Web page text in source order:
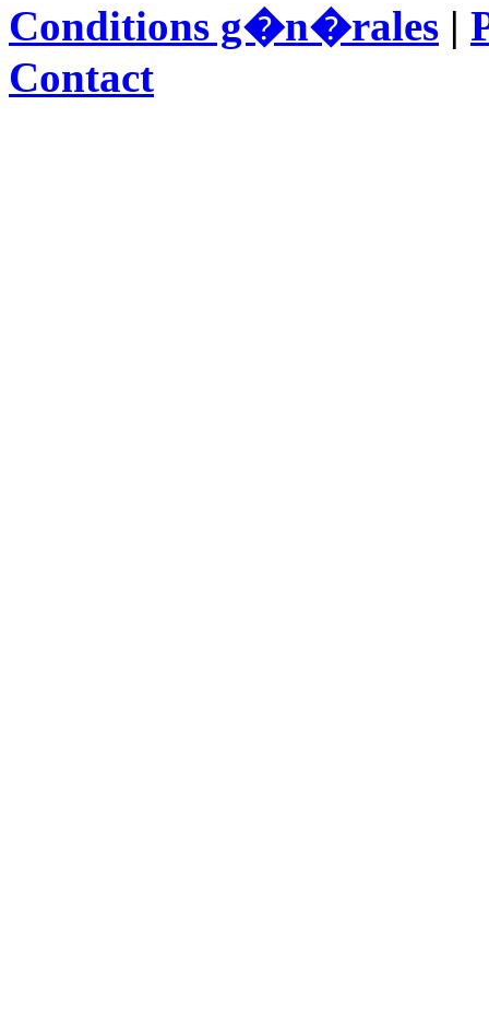
Conditions g�n�rales |
Contact